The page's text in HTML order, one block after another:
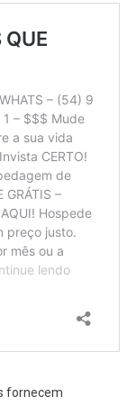
fornecem